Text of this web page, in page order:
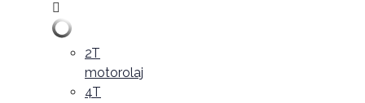
2T
motorolaj
4T